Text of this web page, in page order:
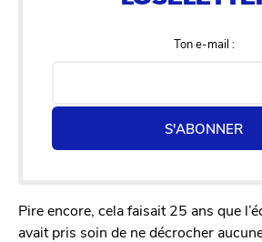
Ton e-mail :
S'ABONNER
Pire encore, cela faisait 25 ans que
avait pris soin de ne décrocher